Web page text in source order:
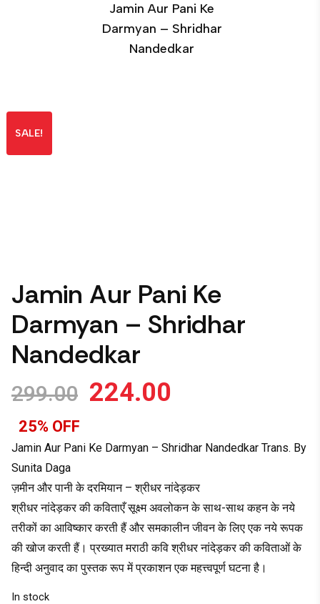
Jamin Aur Pani Ke
Darmyan – Shridhar
Nandedkar
SALE!
Jamin Aur Pani Ke
Darmyan – Shridhar
Nandedkar
299.00 224.00
25% OFF
Jamin Aur Pani Ke Darmyan – Shridhar Nandedkar Trans. By
Sunita Daga
ज़मीन और पानी के दरमियान – श्रीधर नांदेड़कर
श्रीधर नांदेड़कर की कविताएँ सूक्ष्म अवलोकन के साथ-साथ कहन के नये
तरीकों का आविष्कार करती हैं और समकालीन जीवन के लिए एक नये रूपक
की खोज करती हैं। प्रख्यात मराठी कवि श्रीधर नांदेड़कर की कविताओं के
हिन्दी अनुवाद का पुस्तक रूप में प्रकाशन एक महत्त्वपूर्ण घटना है।
In stock